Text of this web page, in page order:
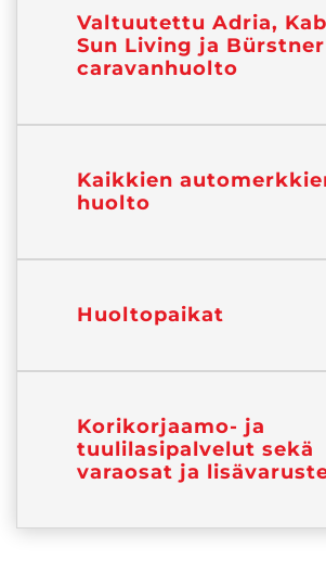
Valtuutettu Adria,
Sun Living ja
caravanhuolto
Kaikkien
huolto
Huoltopaikat
Korikorjaamo- ja
tuulilasipalvelut sekä
varaosat ja